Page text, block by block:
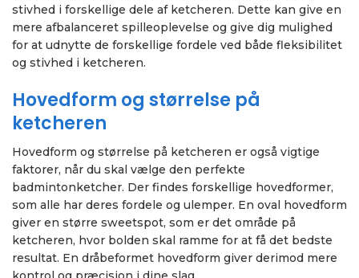
stivhed i forskellige dele af ketcheren. Dette kan give en
mere afbalanceret spilleoplevelse og give dig mulighed
for at udnytte de forskellige fordele ved både fleksibilitet
og stivhed i ketcheren.
Hovedform og størrelse på
ketcheren
Hovedform og størrelse på ketcheren er også vigtige
faktorer, når du skal vælge den perfekte
badmintonketcher. Der findes forskellige hovedformer,
som alle har deres fordele og ulemper. En oval hovedform
giver en større sweetspot, som er det område på
ketcheren, hvor bolden skal ramme for at få det bedste
resultat. En dråbeformet hovedform giver derimod mere